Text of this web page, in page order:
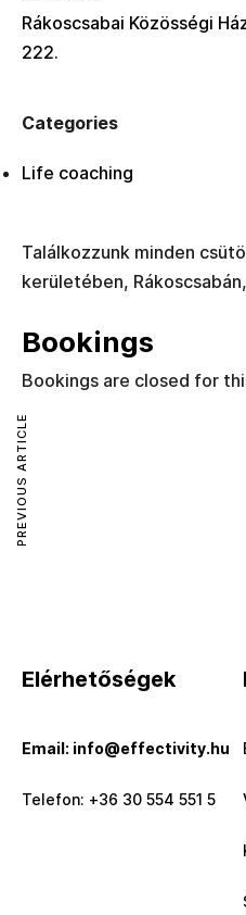
Rákoscsabai Közösségi
222.
Categories
Life coaching
Találkozzunk minden
kerületében,
Bookings
Bookings are closed for
PREVIOUS ARTICLE
Elérhetőségek
Email: info@effectivity.hu
Telefon: +36 30 554 551 5